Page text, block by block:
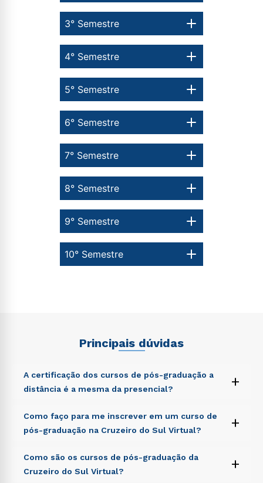
10° Semestre
9° Semestre
8° Semestre
7° Semestre
6° Semestre
5° Semestre
4° Semestre
3° Semestre
Principais dúvidas
A certificação dos cursos de pós-graduação a
distância é a mesma da presencial?
+
Sed ut perspiciatis unde omnis iste natus error sit
voluptatem accusantium doloremque laudantium,
totam rem aperiam, eaque ipsa quae ab illo inventore
explicabo. Nemo enim ipsam voluptatem quia
voluptas sit aspernatur aut odit aut fugit, sed quia
Como faço para me inscrever em um curso de
pós-graduação na Cruzeiro do Sul Virtual?
+
Sed ut perspiciatis unde omnis iste natus error sit
voluptatem accusantium doloremque laudantium,
totam rem aperiam, eaque ipsa quae ab illo inventore
Como são os cursos de pós-graduação da
Cruzeiro do Sul Virtual?
+